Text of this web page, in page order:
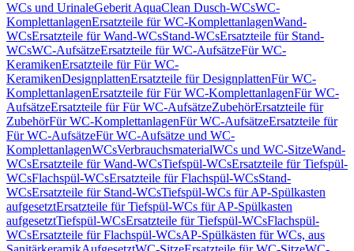
WCs und UrinaleGeberit AquaClean Dusch-WCsWC-
KomplettanlagenErsatzteile für WC-KomplettanlagenWand-
WCsErsatzteile für Wand-WCsStand-WCsErsatzteile für Stand-
WCsWC-AufsätzeErsatzteile für WC-AufsätzeFür WC-
KeramikenErsatzteile für Für WC-
KeramikenDesignplattenErsatzteile für DesignplattenFür WC-
KomplettanlagenErsatzteile für Für WC-KomplettanlagenFür WC-
AufsätzeErsatzteile für Für WC-AufsätzeZubehörErsatzteile für
ZubehörFür WC-KomplettanlagenFür WC-AufsätzeErsatzteile für
Für WC-AufsätzeFür WC-Aufsätze und WC-
KomplettanlagenWCsVerbrauchsmaterialWCs und WC-SitzeWand-
WCsErsatzteile für Wand-WCsTiefspül-WCsErsatzteile für Tiefspül-
WCsFlachspül-WCsErsatzteile für Flachspül-WCsStand-
WCsErsatzteile für Stand-WCsTiefspül-WCs für AP-Spülkasten
aufgesetztErsatzteile für Tiefspül-WCs für AP-Spülkasten
aufgesetztTiefspül-WCsErsatzteile für Tiefspül-WCsFlachspül-
WCsErsatzteile für Flachspül-WCsAP-Spülkästen für WCs, aus